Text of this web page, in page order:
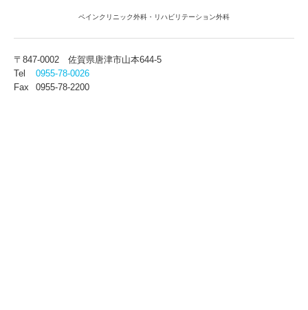
ペインクリニック外科・リハビリテーション外科
〒847-0002 佐賀県唐津市山本644-5
Tel
0955-78-0026
Fax
0955-78-2200